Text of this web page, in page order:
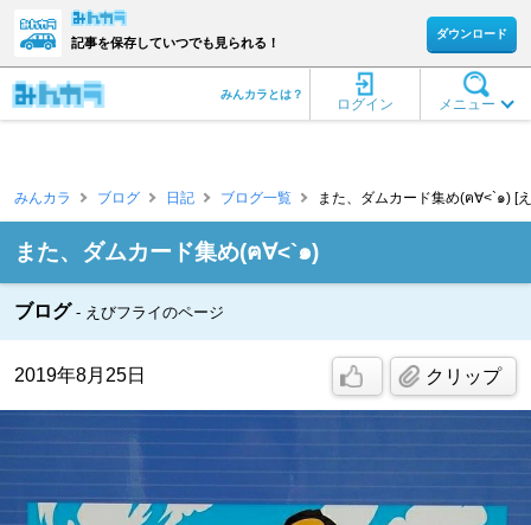
記事を保存していつでも見られる！
ダウンロード
メニュー
ログイン
みんカラとは？
みんカラ ブログ 日記 ブログ一覧 また、ダムカード集め(ฅ∀<`๑) [
また、ダムカード集め(ฅ∀<`๑)
ブログ えびフライのページ
2019年8月25日 クリップ